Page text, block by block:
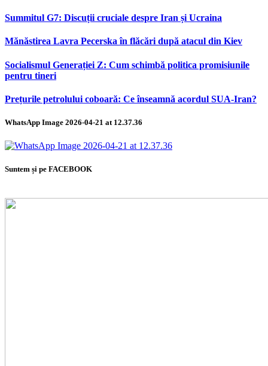
Summitul G7: Discuții cruciale despre Iran și Ucraina
Mănăstirea Lavra Pecerska în flăcări după atacul din Kiev
Socialismul Generației Z: Cum schimbă politica promisiunile
pentru tineri
Prețurile petrolului coboară: Ce înseamnă acordul SUA-Iran?
WhatsApp Image 2026-04-21 at 12.37.36
Suntem și pe FACEBOOK